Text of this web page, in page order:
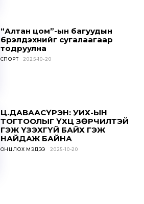
“Алтан цом”-ын багуудын
бүрэлдэхүүнийг сугалаагаар
тодруулна
СПОРТ 2025-10-20
Ц.ДАВААСҮРЭН: УИХ-ЫН
ТОГТООЛЫГ ҮХЦ ЗӨРЧИЛТЭЙ
ГЭЖ ҮЗЭХГҮЙ БАЙХ ГЭЖ
НАЙДАЖ БАЙНА
ОНЦЛОХ МЭДЭЭ 2025-10-20